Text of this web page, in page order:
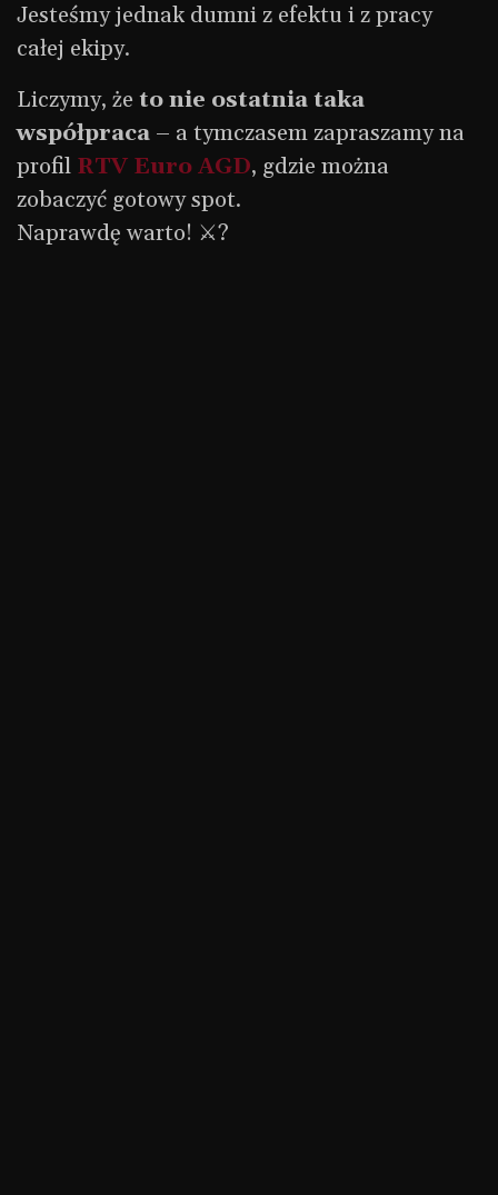
Jesteśmy jednak dumni z efektu i z pracy
całej ekipy.
Liczymy, że to nie ostatnia taka
współpraca – a tymczasem zapraszamy na
profil RTV Euro AGD, gdzie można
zobaczyć gotowy spot.
Naprawdę warto! ⚔?